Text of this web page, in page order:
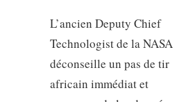
L’ancien Deputy Chief
Technologist de la NASA
déconseille un pas de tir
africain immédiat et